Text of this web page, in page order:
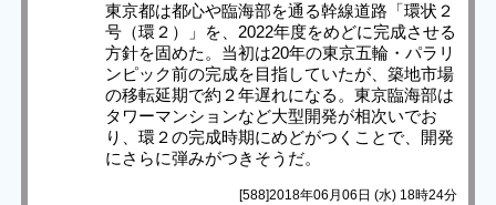
東京都は都心や臨海部を通る幹線道路「環状２
号（環２）」を、2022年度をめどに完成させる
方針を固めた。当初は20年の東京五輪・パラリ
ンピック前の完成を目指していたが、築地市場
の移転延期で約２年遅れになる。東京臨海部は
タワーマンションなど大型開発が相次いでお
り、環２の完成時期にめどがつくことで、開発
にさらに弾みがつきそうだ。
[588]2018年06月06日 (水) 18時24分